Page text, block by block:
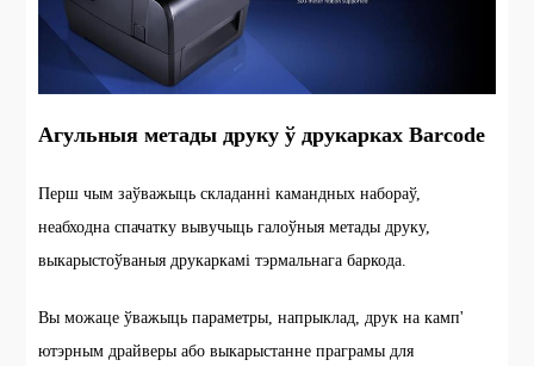
Агульныя метады друку ў друкарках Barcode
Перш чым заўважыць складанні камандных набораў,
неабходна спачатку вывучыць галоўныя метады друку,
выкарыстоўваныя друкаркамі тэрмальнага баркода.
Вы можаце ўважыць параметры, напрыклад, друк на камп'
ютэрным драйверы або выкарыстанне праграмы для